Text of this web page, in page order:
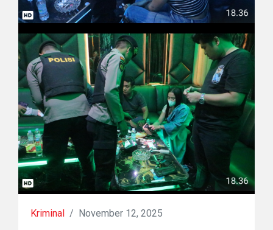
Kriminal / November 12, 2025